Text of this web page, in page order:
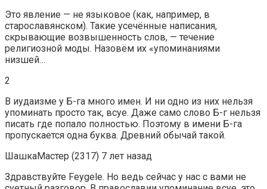
Это явление — не языковое (как, например, в
старославянском). Такие усечённые написания,
скрывающие возвышенность слов, — течение
религиозной моды. Назовём их «упоминаниями
низшей…
2
В иудаизме у Б-га много имен. И ни одно из них нельзя
упоминать просто так, всуе. Даже само слово Б-г нельзя
писать где попало полностью. Поэтому в имени Б-га
пропускается одна буква. Древний обычай такой.
ШашкаМастер (2317) 7 лет назад
Здравствуйте Feygele. Но ведь сейчас у нас с вами не